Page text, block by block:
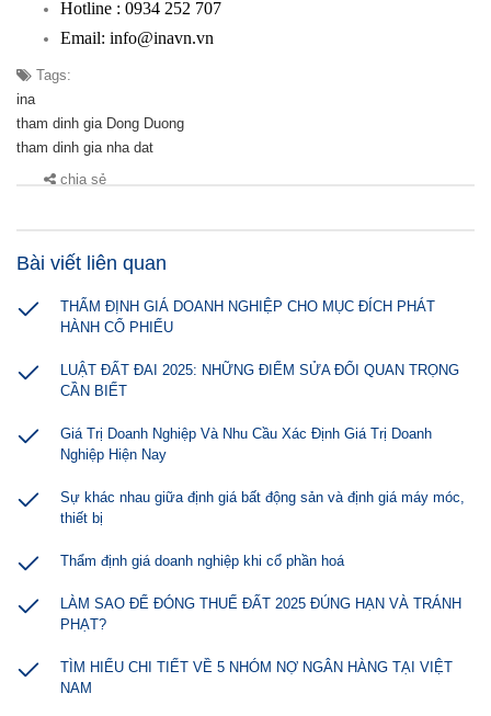
Hotline : 0934 252 707
Email: info@inavn.vn
Tags:
ina
tham dinh gia Dong Duong
tham dinh gia nha dat
chia sẻ
Bài viết liên quan
THẨM ĐỊNH GIÁ DOANH NGHIỆP CHO MỤC ĐÍCH PHÁT
HÀNH CỔ PHIẾU
LUẬT ĐẤT ĐAI 2025: NHỮNG ĐIỂM SỬA ĐỔI QUAN TRỌNG
CẦN BIẾT
Giá Trị Doanh Nghiệp Và Nhu Cầu Xác Định Giá Trị Doanh
Nghiệp Hiện Nay
Sự khác nhau giữa định giá bất động sản và định giá máy móc,
thiết bị
Thẩm định giá doanh nghiệp khi cổ phần hoá
LÀM SAO ĐỂ ĐÓNG THUẾ ĐẤT 2025 ĐÚNG HẠN VÀ TRÁNH
PHẠT?
TÌM HIỂU CHI TIẾT VỀ 5 NHÓM NỢ NGÂN HÀNG TẠI VIỆT
NAM